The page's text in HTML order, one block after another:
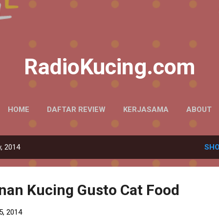
RadioKucing.com
HOME DAFTAR REVIEW KERJASAMA ABOUT
2014
Kucing Gusto Cat Food
2014